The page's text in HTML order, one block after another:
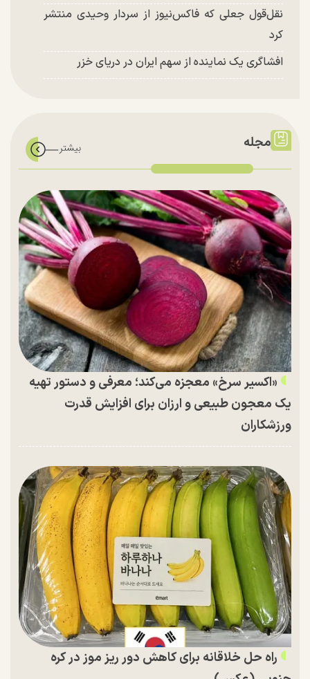
نقل‌قول جعلی که فاکس‌نیوز از سردار وحیدی منتشر
کرد
افشاگری یک نماینده از سهم ایران در دریای خزر
مجله
«اکسیر سرخ» معجزه می‌کند؛ معرفی و دستور تهیه
یک معجون طبیعی و ارزان برای افزایش قدرت
ورزشکاران
راه حل خلاقانه برای کاهش دور ریز موز در کره